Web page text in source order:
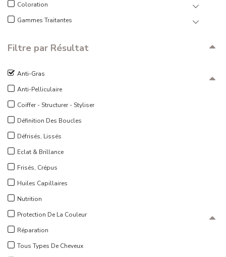
Coloration
Gammes Traitantes
Filtre par Résultat
Anti-Gras
Anti-Pelliculaire
Coiffer - Structurer - Styliser
Définition Des Boucles
Défrisés, Lissés
Eclat & Brillance
Frisés, Crépus
Huiles Capillaires
Nutrition
Protection De La Couleur
Réparation
Tous Types De Cheveux